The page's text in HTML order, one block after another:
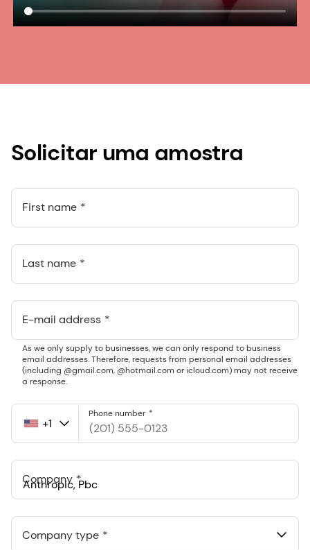
Solicitar uma amostra
First name
Last name
E-mail address
As we only supply to businesses, we can only respond to business
email addresses. Therefore, requests from personal email addresses
(including @gmail.com, @hotmail.com or icloud.com) may not receive
a response.
United
+1
Phone number
Company
548 Market St Pmb 90375, San Francisco, California, US
Company type